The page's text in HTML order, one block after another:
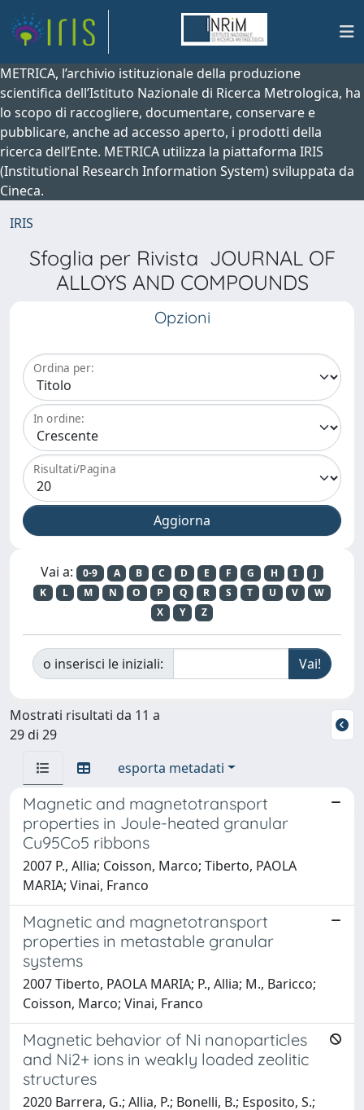
METRICA, l’archivio istituzionale della produzione
scientifica dell’Istituto Nazionale di Ricerca Metrologica, ha
lo scopo di raccogliere, documentare, conservare e
pubblicare, anche ad accesso aperto, i prodotti della
ricerca dell’Ente. METRICA utilizza la piattaforma IRIS
(Institutional Research Information System) sviluppata da
Cineca.
IRIS
Sfoglia per Rivista JOURNAL OF
ALLOYS AND COMPOUNDS
Opzioni
Ordina per:
In ordine:
Risultati/Pagina
Vai a: 0-9 A B C D E F G H I
J
K
L M N O P Q R S T U V
W
X
Y Z
o inserisci le iniziali:
Mostrati risultati da 11 a
29 di 29
esporta metadati
Magnetic and magnetotransport
properties in Joule-heated granular
Cu95Co5 ribbons
2007 P., Allia; Coisson, Marco; Tiberto, PAOLA
MARIA; Vinai, Franco
Magnetic and magnetotransport
properties in metastable granular
systems
2007 Tiberto, PAOLA MARIA; P., Allia; M., Baricco;
Coisson, Marco; Vinai, Franco
Magnetic behavior of Ni nanoparticles
and Ni2+ ions in weakly loaded zeolitic
structures
2020 Barrera, G.; Allia, P.; Bonelli, B.; Esposito, S.;